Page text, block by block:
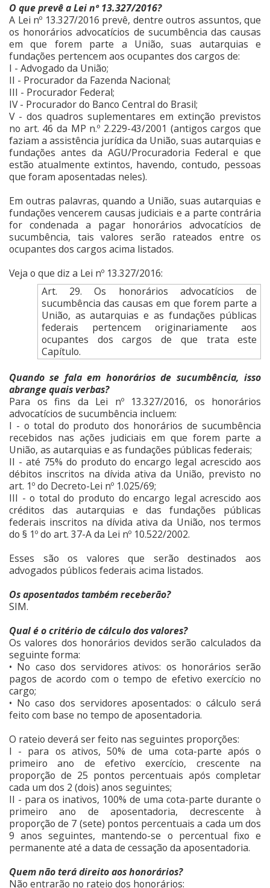
O que prevê a Lei nº 13.327/2016?
A Lei nº 13.327/2016 prevê, dentre outros assuntos, que
os honorários advocatícios de sucumbência das causas
em que forem parte a União, suas autarquias e
fundações pertencem aos ocupantes dos cargos de:
I - Advogado da União;
II - Procurador da Fazenda Nacional;
III - Procurador Federal;
IV - Procurador do Banco Central do Brasil;
V - dos quadros suplementares em extinção previstos
no art. 46 da MP n.º 2.229-43/2001 (antigos cargos que
faziam a assistência jurídica da União, suas autarquias e
fundações antes da AGU/Procuradoria Federal e que
estão atualmente extintos, havendo, contudo, pessoas
que foram aposentadas neles).
Em outras palavras, quando a União, suas autarquias e
fundações vencerem causas judiciais e a parte contrária
for condenada a pagar honorários advocatícios de
sucumbência, tais valores serão rateados entre os
ocupantes dos cargos acima listados.
Veja o que diz a Lei nº 13.327/2016:
Art. 29. Os honorários advocatícios de
sucumbência das causas em que forem parte a
União, as autarquias e as fundações públicas
federais pertencem originariamente aos
ocupantes dos cargos de que trata este
Capítulo.
Quando se fala em honorários de sucumbência, isso
abrange quais verbas?
Para os fins da Lei nº 13.327/2016, os honorários
advocatícios de sucumbência incluem:
I - o total do produto dos honorários de sucumbência
recebidos nas ações judiciais em que forem parte a
União, as autarquias e as fundações públicas federais;
II - até 75% do produto do encargo legal acrescido aos
débitos inscritos na dívida ativa da União, previsto no
art. 1º do Decreto-Lei nº 1.025/69;
III - o total do produto do encargo legal acrescido aos
créditos das autarquias e das fundações públicas
federais inscritos na dívida ativa da União, nos termos
do § 1º do art. 37-A da Lei nº 10.522/2002.
Esses são os valores que serão destinados aos
advogados públicos federais acima listados.
Os aposentados também receberão?
SIM.
Qual é o critério de cálculo dos valores?
Os valores dos honorários devidos serão calculados da
seguinte forma:
• No caso dos servidores ativos: os honorários serão
pagos de acordo com o tempo de efetivo exercício no
cargo;
• No caso dos servidores aposentados: o cálculo será
feito com base no tempo de aposentadoria.
O rateio deverá ser feito nas seguintes proporções:
I - para os ativos, 50% de uma cota-parte após o
primeiro ano de efetivo exercício, crescente na
proporção de 25 pontos percentuais após completar
cada um dos 2 (dois) anos seguintes;
II - para os inativos, 100% de uma cota-parte durante o
primeiro ano de aposentadoria, decrescente à
proporção de 7 (sete) pontos percentuais a cada um dos
9 anos seguintes, mantendo-se o percentual fixo e
permanente até a data de cessação da aposentadoria.
Quem não terá direito aos honorários?
Não entrarão no rateio dos honorários: